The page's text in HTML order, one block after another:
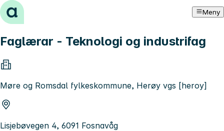
Hopp til innhold Meny
Faglærar - Teknologi og industrifag
Møre og Romsdal fylkeskommune, Herøy vgs [heroy]
Lisjebøvegen 4, 6091 Fosnavåg